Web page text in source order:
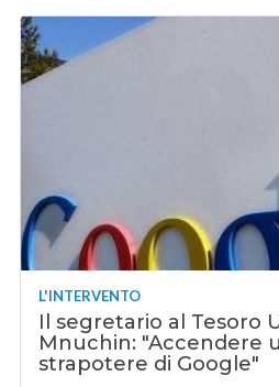
L'INTERVENTO
Il segretario al Tesoro
Mnuchin: "Accendere
strapotere di Google"